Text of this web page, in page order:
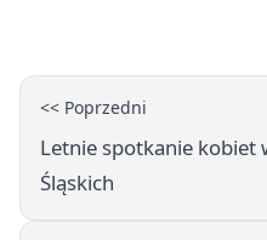
<< Poprzedni
Letnie spotkanie kobiet
Śląskich